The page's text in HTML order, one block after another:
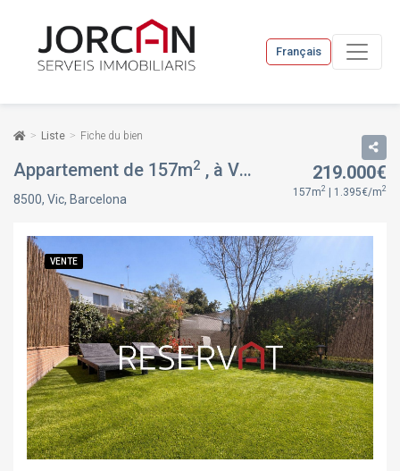
Français
Liste Fiche du bien
Appartement de 157m2 , à Vic, Barcelona VENTE
8500, Vic, Barcelona
219.000€
157m2 | 1.395€/m2
VENTE